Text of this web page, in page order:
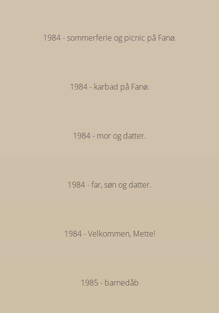
1984 - sommerferie og picnic på Fanø.
1984 - karbad på Fanø.
1984 - mor og datter.
1984 - far, søn og datter.
1984 - Velkommen, Mette!
1985 - barnedåb